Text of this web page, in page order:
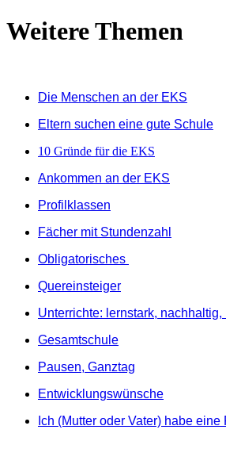
Weitere Themen
Die Menschen an der EKS
Eltern suchen eine gute Schule
10 Gründe für die EKS
Ankommen an der EKS
Profilklassen
Fächer mit Stundenzahl
Obligatorisches
Quereinsteiger
Unterrichte: lernstark,
Gesamtschule
Pausen, Ganztag
Entwicklungswünsche
Ich (Mutter oder Vater) habe